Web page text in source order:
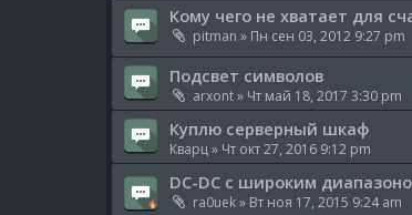
Кому чего не хватает для
pitman » Пн сен 03, 2012 9:27 pm
Подсвет символов
arxont» Чт май 18, 2017 3:30 pm
Куплю серверный шкаф
Кварц» Чт окт 27, 2016 9:12 pm
DC-DC с широким
ra0uek» Вт ноя 17, 2015 9:24 am